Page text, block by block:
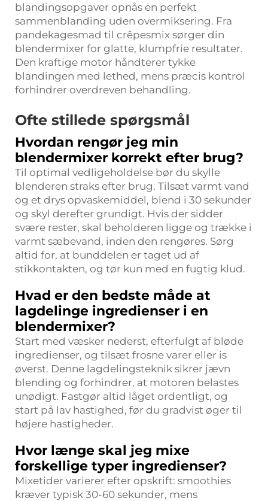
blandingsopgaver opnås en perfekt
sammenblanding uden overmiksering. Fra
pandekagesmad til crêpesmix sørger din
blendermixer for glatte, klumpfrie resultater.
Den kraftige motor håndterer tykke
blandingen med lethed, mens præcis kontrol
forhindrer overdreven behandling.
Ofte stillede spørgsmål
Hvordan rengør jeg min
blendermixer korrekt efter brug?
Til optimal vedligeholdelse bør du skylle
blenderen straks efter brug. Tilsæt varmt vand
og et drys opvaskemiddel, blend i 30 sekunder
og skyl derefter grundigt. Hvis der sidder
svære rester, skal beholderen ligge og trække i
varmt sæbevand, inden den rengøres. Sørg
altid for, at bunddelen er taget ud af
stikkontakten, og tør kun med en fugtig klud.
Hvad er den bedste måde at
lagdelinge ingredienser i en
blendermixer?
Start med væsker nederst, efterfulgt af bløde
ingredienser, og tilsæt frosne varer eller is
øverst. Denne lagdelingsteknik sikrer jævn
blending og forhindrer, at motoren belastes
unødigt. Fastgør altid låget ordentligt, og
start på lav hastighed, før du gradvist øger til
højere hastigheder.
Hvor længe skal jeg mixe
forskellige typer ingredienser?
Mixetider varierer efter opskrift: smoothies
kræver typisk 30-60 sekunder, mens